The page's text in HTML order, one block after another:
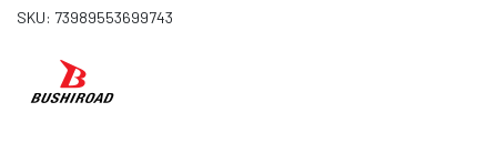
SKU: 73989553699743